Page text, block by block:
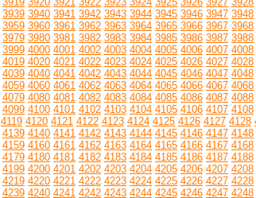
3939 3940 3941 3942 3943 3944 3945 3946 3947 3948
3959 3960 3961 3962 3963 3964 3965 3966 3967 3968
3979 3980 3981 3982 3983 3984 3985 3986 3987 3988
3999 4000 4001 4002 4003 4004 4005 4006 4007 4008
4019 4020 4021 4022 4023 4024 4025 4026 4027 4028
4039 4040 4041 4042 4043 4044 4045 4046 4047 4048
4059 4060 4061 4062 4063 4064 4065 4066 4067 4068
4079 4080 4081 4082 4083 4084 4085 4086 4087 4088
4099 4100 4101 4102 4103 4104 4105 4106 4107 4108
4119 4120 4121 4122 4123 4124 4125 4126 4127 4128
4139 4140 4141 4142 4143 4144 4145 4146 4147 4148
4159 4160 4161 4162 4163 4164 4165 4166 4167 4168
4179 4180 4181 4182 4183 4184 4185 4186 4187 4188
4199 4200 4201 4202 4203 4204 4205 4206 4207 4208
4219 4220 4221 4222 4223 4224 4225 4226 4227 4228
4239 4240 4241 4242 4243 4244 4245 4246 4247 4248